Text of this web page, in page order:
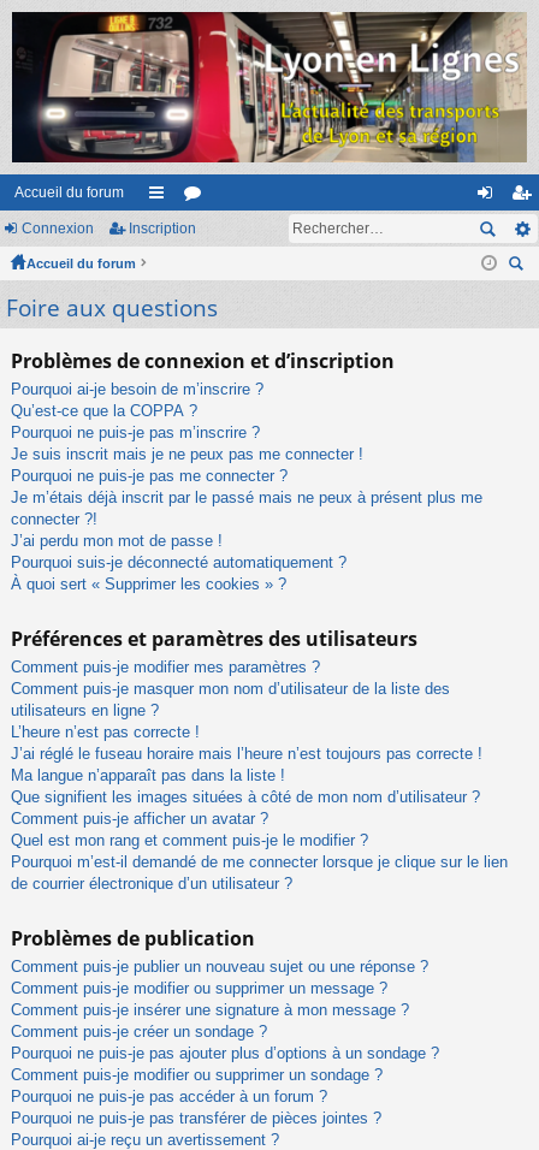
Accueil du forum
ac
ur
s
or
m
on
ne
ns
cri
Connexion Inscription
Accueil du forum
Foire aux questions
Problèmes de connexion et d’inscription
Pourquoi ai-je besoin de m’inscrire ?
Qu’est-ce que la COPPA ?
Pourquoi ne puis-je pas m’inscrire ?
Je suis inscrit mais je ne peux pas me connecter !
Pourquoi ne puis-je pas me connecter ?
Je m’étais déjà inscrit par le passé mais ne peux à présent plus me
connecter ?!
J’ai perdu mon mot de passe !
Pourquoi suis-je déconnecté automatiquement ?
À quoi sert « Supprimer les cookies » ?
Préférences et paramètres des utilisateurs
Comment puis-je modifier mes paramètres ?
Comment puis-je masquer mon nom d’utilisateur de la liste des
utilisateurs en ligne ?
L’heure n’est pas correcte !
J’ai réglé le fuseau horaire mais l’heure n’est toujours pas correcte !
Ma langue n’apparaît pas dans la liste !
Que signifient les images situées à côté de mon nom d’utilisateur ?
Comment puis-je afficher un avatar ?
Quel est mon rang et comment puis-je le modifier ?
Pourquoi m’est-il demandé de me connecter lorsque je clique sur le lien
de courrier électronique d’un utilisateur ?
Problèmes de publication
Comment puis-je publier un nouveau sujet ou une réponse ?
Comment puis-je modifier ou supprimer un message ?
Comment puis-je insérer une signature à mon message ?
Comment puis-je créer un sondage ?
Pourquoi ne puis-je pas ajouter plus d’options à un sondage ?
Comment puis-je modifier ou supprimer un sondage ?
Pourquoi ne puis-je pas accéder à un forum ?
Pourquoi ne puis-je pas transférer de pièces jointes ?
Pourquoi ai-je reçu un avertissement ?